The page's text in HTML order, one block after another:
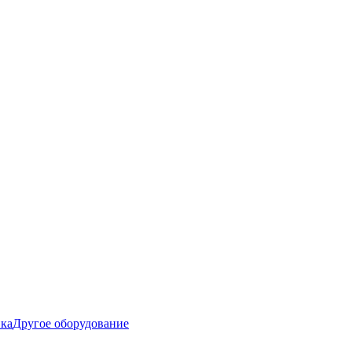
Другое оборудование